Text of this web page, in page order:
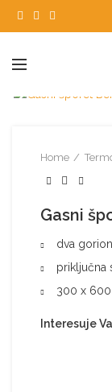
Home
Gasni
dva
priključna
300 x
Interesuje